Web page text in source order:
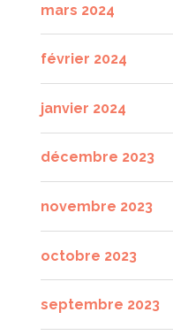
mars 2024
février 2024
janvier 2024
décembre 2023
novembre 2023
octobre 2023
septembre 2023